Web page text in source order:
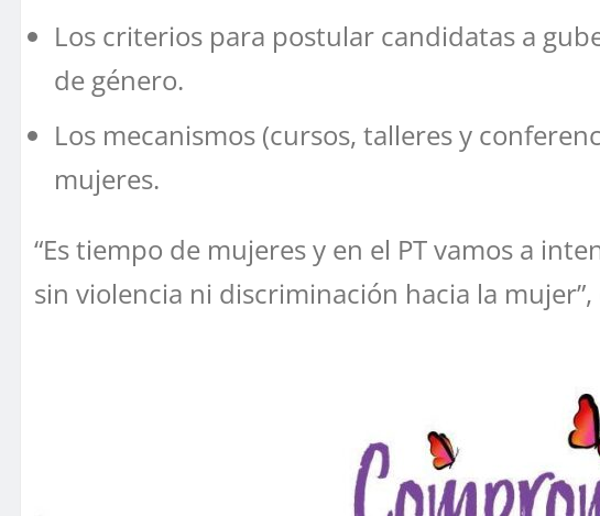
Los criterios para postular candidatas a
de género.
Los mecanismos (cursos, talleres y
mujeres.
“Es tiempo de mujeres y en el PT vamos a
sin violencia ni discriminación hacia la